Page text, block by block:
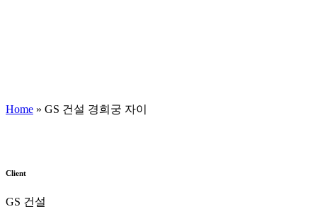
Home » GS 건설 경희궁 자이
Client
GS 건설